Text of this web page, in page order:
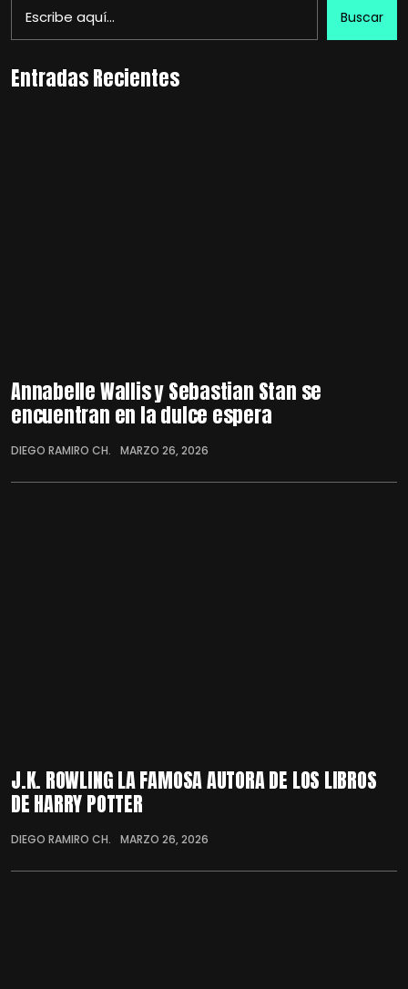
Buscar
Entradas Recientes
Annabelle Wallis y Sebastian Stan se
encuentran en la dulce espera
DIEGO RAMIRO CH. MARZO 26, 2026
J.K. ROWLING LA FAMOSA AUTORA DE LOS LIBROS
DE HARRY POTTER
DIEGO RAMIRO CH. MARZO 26, 2026